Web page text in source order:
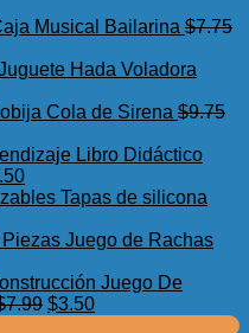
$17.50.$11.99.era:
es:
Musical Bailarina $7.75
Hada Voladora
Cola de Sirena $9.75
Libro Didáctico
El
precio
es:
Tapas de silicona
Juego de Rachas
Juego De
7.99 El
$3.50El